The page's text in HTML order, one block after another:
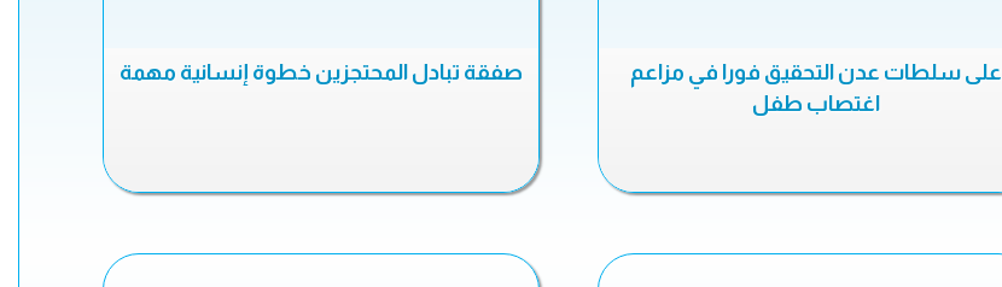
على سلطات عدن التحقيق فورا في مزاعم
اغتصاب طفل
صفقة تبادل المحتجزين خطوة إنسانية مهمة